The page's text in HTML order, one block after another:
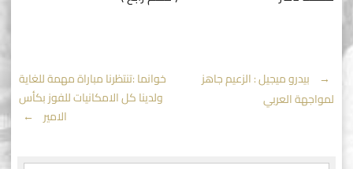
Post
←
بيدرو ميجيل : الزعيم جاهز
لمواجهة العربي
خوانما :تنتظرنا مباراة مهمة للغاية
ولدينا كل الامكانيات للفوز بكأس
الامير
→